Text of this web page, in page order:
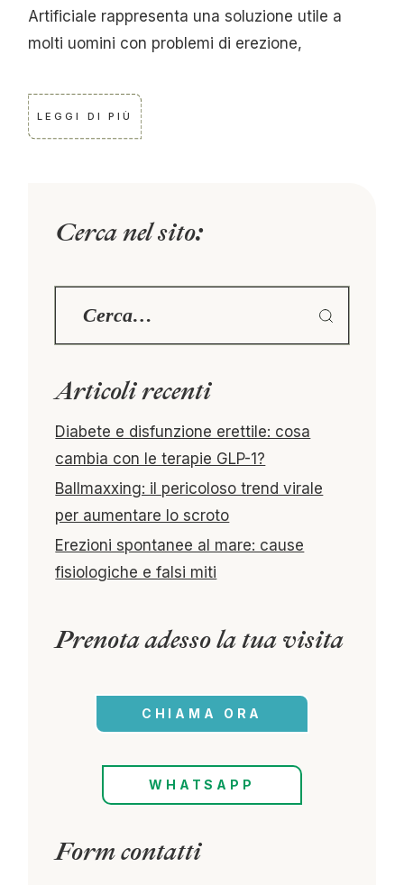
Artificiale rappresenta una soluzione utile a
molti uomini con problemi di erezione,
LEGGI DI PIÙ
Cerca nel sito:
Articoli recenti
Diabete e disfunzione erettile: cosa
cambia con le terapie GLP-1?
Ballmaxxing: il pericoloso trend virale
per aumentare lo scroto
Erezioni spontanee al mare: cause
fisiologiche e falsi miti
Prenota adesso la tua visita
CHIAMA ORA
WHATSAPP
Form contatti